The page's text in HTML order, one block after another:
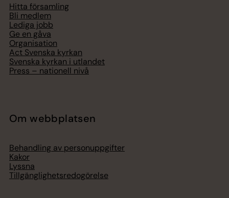
Hitta församling
Bli medlem
Lediga jobb
Ge en gåva
Organisation
Act Svenska kyrkan
Svenska kyrkan i utlandet
Press – nationell nivå
Om webbplatsen
Behandling av personuppgifter
Kakor
Lyssna
Tillgänglighetsredogörelse